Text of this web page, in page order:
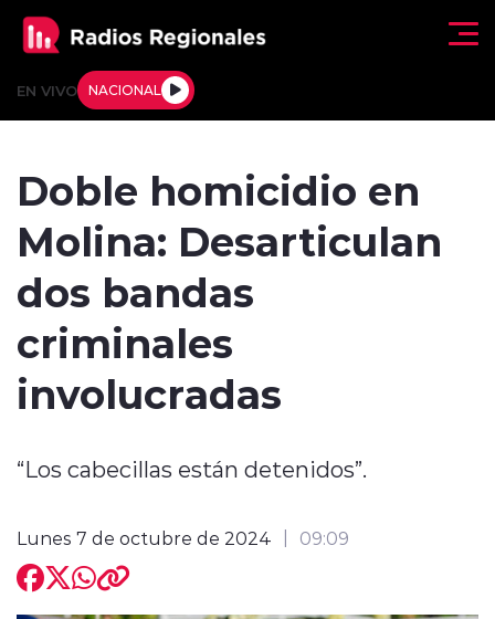
EN VIVO NACIONAL
Deportes
Internacional
Entrevistas
Doble homicidio en
Molina: Desarticulan
dos bandas
criminales
involucradas
“Los cabecillas están detenidos”.
Lunes 7 de octubre de 2024 09:09